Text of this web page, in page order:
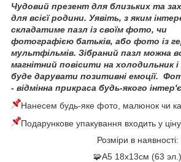
Чудовий презент для близьких та
для всієї родини. Уявіть, з яким
складатиме пазл із своїм фото, чи
фотографією батьків, або фото із
мультфільмів. Зібраний пазл можна
магнітний повісити на холодильник і
буде дарувати позитивні емоції.
- відмінна прикраса будь-якого
Нанесем будь-яке фото, малюнок чи
Подарункове упакування входить у ціну
Розміри в наявності:
🧩А5 18х13см (63 эл.)